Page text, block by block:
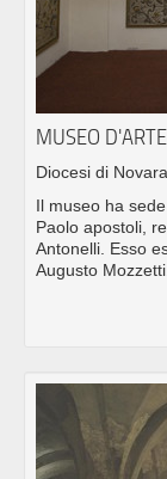
MUSEO
Diocesi di Novara
Il museo ha
Paolo apostoli,
Antonelli. Esso
Augusto